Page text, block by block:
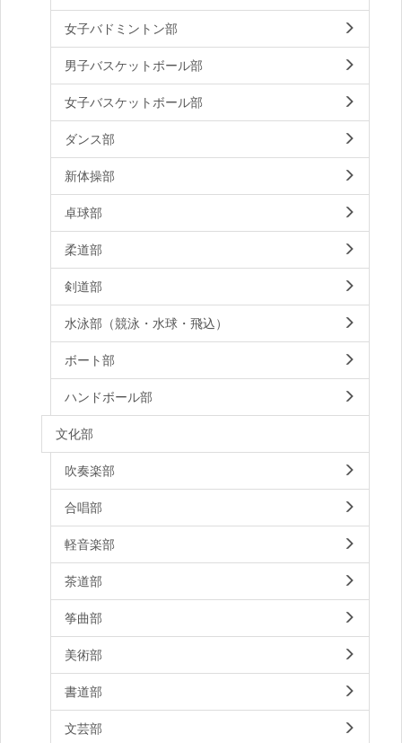
女子バドミントン部
男子バスケットボール部
女子バスケットボール部
ダンス部
新体操部
卓球部
柔道部
剣道部
水泳部（競泳・水球・飛込）
ボート部
ハンドボール部
文化部
吹奏楽部
合唱部
軽音楽部
茶道部
筝曲部
美術部
書道部
文芸部